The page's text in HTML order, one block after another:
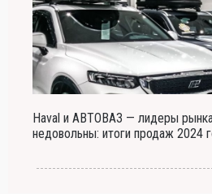
Haval и АВТОВАЗ — лидеры
недовольны: итоги продаж 2024